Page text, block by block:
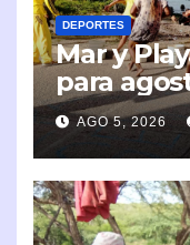
DEPORTES
Mar y
para
AGO 5, 2026